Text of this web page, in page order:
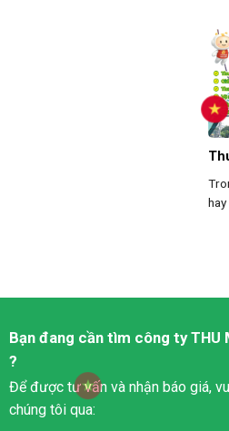
hay
Bạn đang cần tìm công tyTHU
?
Để được tư vấn và nhận báo giá,
chúng tôi qua: